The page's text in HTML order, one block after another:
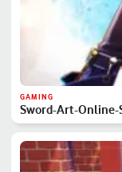
GAMING
Sword-Art-Online-